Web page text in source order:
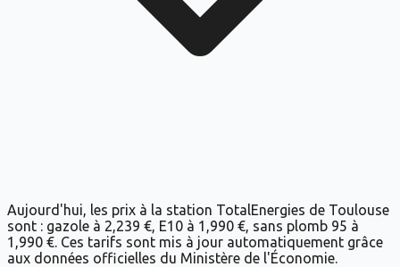
Aujourd'hui, les prix à la station TotalEnergies de Toulouse
sont : gazole à 2,239 €, E10 à 1,990 €, sans plomb 95 à
1,990 €. Ces tarifs sont mis à jour automatiquement grâce
aux données officielles du Ministère de l'Économie.